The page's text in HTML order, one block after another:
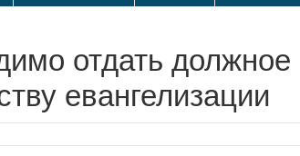
отдать должное
евангелизации